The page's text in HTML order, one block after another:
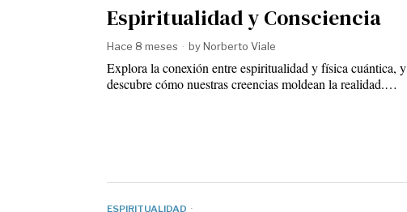
Espiritualidad y Consciencia
Hace 8 meses byNorberto Viale
Explora la conexión entre espiritualidad y física cuántica, y
descubre cómo nuestras creencias moldean la realidad.…
ESPIRITUALIDAD ·